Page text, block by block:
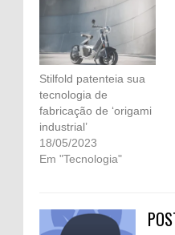
Stilfold patenteia sua
tecnologia de
fabricação de ‘origami
industrial’
18/05/2023
Em "Tecnologia"